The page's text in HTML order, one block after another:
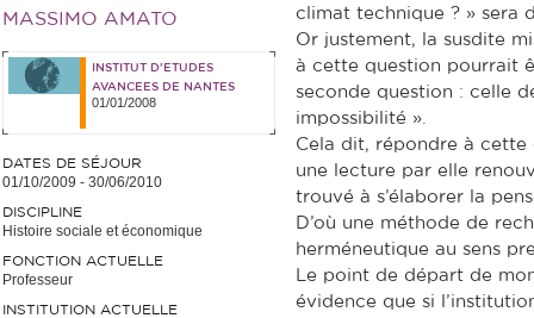
MASSIMO AMATO
INSTITUT D'ETUDES
AVANCEES DE NANTES
01/01/2008
DATES DE SÉJOUR
01/10/2009 - 30/06/2010
DISCIPLINE
Histoire sociale et économique
FONCTION ACTUELLE
Professeur
INSTITUTION ACTUELLE
climat technique ? » sera
Or justement, la susdite
à cette question pourrait
seconde question : celle
impossibilité ».
Cela dit, répondre à
une lecture par elle
trouvé à s’élaborer la
D’où une méthode de
herméneutique au sens
Le point de départ de
évidence que si